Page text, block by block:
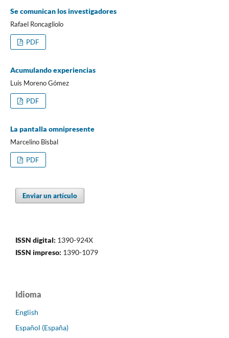
Se comunican los investigadores
Rafael Roncagliolo
PDF
Acumulando experiencias
Luis Moreno Gómez
PDF
La pantalla omnipresente
Marcelino Bisbal
PDF
Enviar un artículo
ISSN digital: 1390-924X
ISSN impreso: 1390-1079
Idioma
English
Español (España)